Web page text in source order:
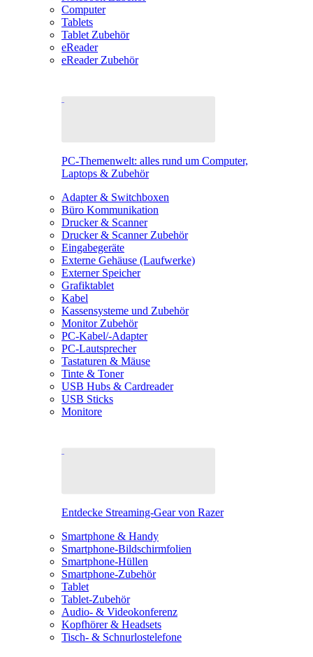
Computer
Tablets
Tablet Zubehör
eReader
eReader Zubehör
PC-Themenwelt: alles rund um Computer,
Laptops & Zubehör
Adapter & Switchboxen
Büro Kommunikation
Drucker & Scanner
Drucker & Scanner Zubehör
Eingabegeräte
Externe Gehäuse (Laufwerke)
Externer Speicher
Grafiktablet
Kabel
Kassensysteme und Zubehör
Monitor Zubehör
PC-Kabel/-Adapter
PC-Lautsprecher
Tastaturen & Mäuse
Tinte & Toner
USB Hubs & Cardreader
USB Sticks
Monitore
Entdecke Streaming-Gear von Razer
Smartphone & Handy
Smartphone-Bildschirmfolien
Smartphone-Hüllen
Smartphone-Zubehör
Tablet
Tablet-Zubehör
Audio- & Videokonferenz
Kopfhörer & Headsets
Tisch- & Schnurlostelefone